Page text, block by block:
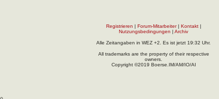
Registrieren | Forum-Mitarbeiter| Kontakt|
Nutzungsbedingungen | Archiv
Alle Zeitangaben in WEZ +2. Es ist jetzt 19:32 Uhr.
All trademarks are the property of their respective
owners.
Copyright ©2019 Boerse.IM/AM/IO/AI